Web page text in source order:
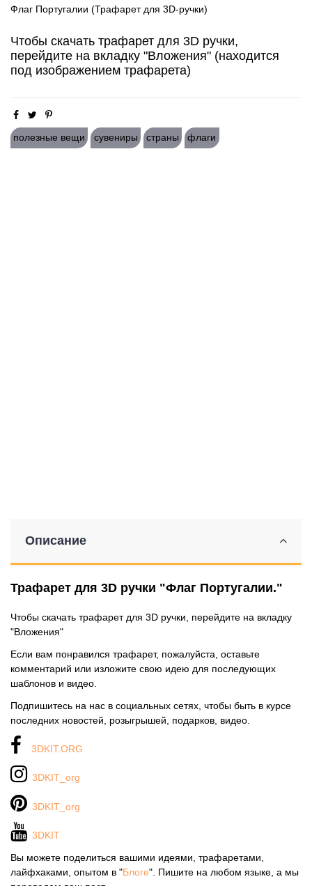
Флаг Португалии (Трафарет для 3D-ручки)
Чтобы скачать трафарет для 3D ручки,
перейдите на вкладку "Вложения" (находится
под изображением трафарета)
полезные вещи сувениры страны флаги
Описание
Трафарет для 3D ручки "Флаг Португалии."
Чтобы скачать трафарет для 3D ручки, перейдите на вкладку
"Вложения"
Если вам понравился трафарет, пожалуйста, оставьте
комментарий или изложите свою идею для последующих
шаблонов и видео.
Подпишитесь на нас в социальных сетях, чтобы быть в курсе
последних новостей, розыгрышей, подарков, видео.
3DKIT.ORG
3DKIT_org
3DKIT_org
3DKIT
Вы можете поделиться вашими идеями, трафаретами,
лайфхаками, опытом в "Блоге". Пишите на любом языке, а мы